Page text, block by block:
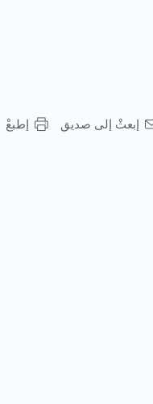
إطبعْ إبعثْ إلى صديق